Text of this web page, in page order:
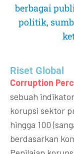
berbagai
politik,
Riset Global​
Corruption
sebuah
korupsi sektor
hingga 100
berdasarkan